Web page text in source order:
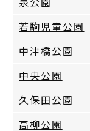
若駒児童公園
中津橋公園
中央公園
久保田公園
高柳公園